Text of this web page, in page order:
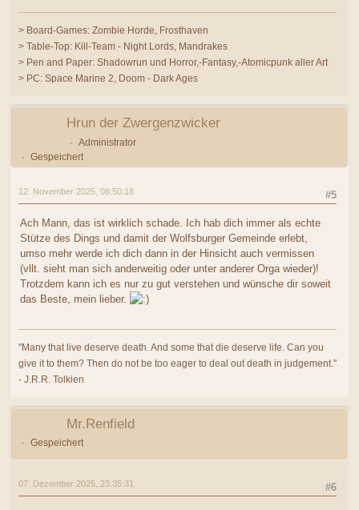
> Board-Games: Zombie Horde, Frosthaven
> Table-Top: Kill-Team - Night Lords, Mandrakes
> Pen and Paper: Shadowrun und Horror,-Fantasy,-Atomicpunk aller Art
> PC: Space Marine 2, Doom - Dark Ages
Hrun der Zwergenzwicker
Administrator
Gespeichert
#5
12. November 2025, 08:50:18
Ach Mann, das ist wirklich schade. Ich hab dich immer als echte
Stütze des Dings und damit der Wolfsburger Gemeinde erlebt,
umso mehr werde ich dich dann in der Hinsicht auch vermissen
(vllt. sieht man sich anderweitig oder unter anderer Orga wieder)!
Trotzdem kann ich es nur zu gut verstehen und wünsche dir soweit
das Beste, mein lieber.
"Many that live deserve death. And some that die deserve life. Can you
give it to them? Then do not be too eager to deal out death in judgement."
- J.R.R. Tolkien
Mr.Renfield
Gespeichert
#6
07. Dezember 2025, 23:35:31